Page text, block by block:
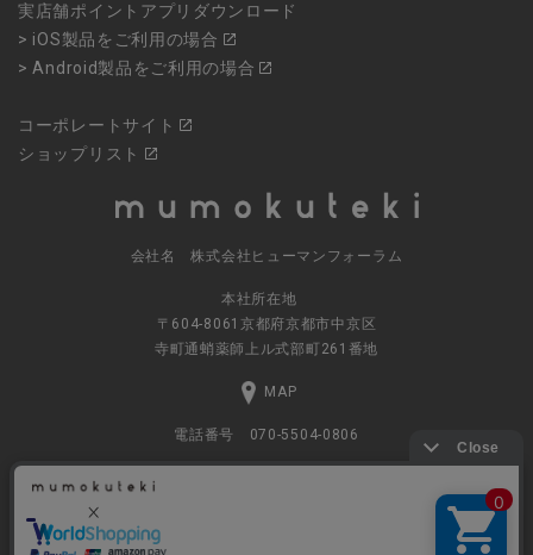
実店舗ポイントアプリダウンロード
> iOS製品をご利用の場合
> Android製品をご利用の場合
コーポレートサイト
ショップリスト
会社名 株式会社ヒューマンフォーラム
本社所在地
〒604-8061京都府京都市中京区
寺町通蛸薬師上ル式部町261番地
MAP
電話番号 070-5504-0806
営業時間 11:00～17:30（土日休業）